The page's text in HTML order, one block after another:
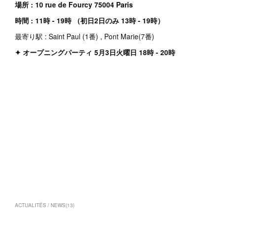
場所 : 10 rue de Fourcy 75004 Paris
時間 : 11時 - 19時 （初日2日のみ 13時 - 19時）
最寄り駅 : Saint Paul (1番) , Pont Marie(7番)
✦ オープニングパーティ 5月3日火曜日 18時 - 20時
ACTUALITÉS / NEWS(13)